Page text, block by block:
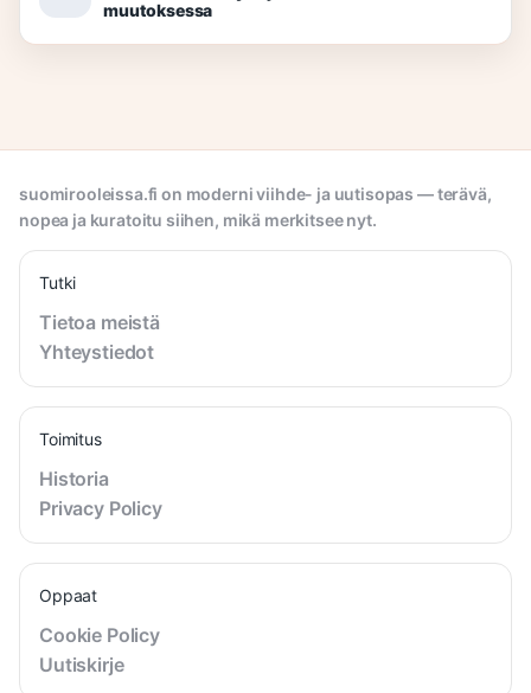
muutoksessa
suomirooleissa.fi on moderni viihde- ja uutisopas — terävä,
nopea ja kuratoitu siihen, mikä merkitsee nyt.
Tutki
Tietoa meistä
Yhteystiedot
Toimitus
Historia
Privacy Policy
Oppaat
Cookie Policy
Uutiskirje